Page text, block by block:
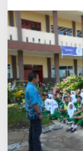
s
E
n
a
m
S
e
k
o
l
a
h
T
e
r